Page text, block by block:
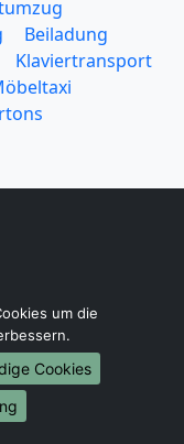
Beiladung
Klaviertransport
um die
Cookies